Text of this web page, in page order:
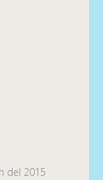
del 2015